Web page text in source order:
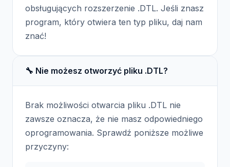
obsługujących rozszerzenie .DTL. Jeśli znasz
program, który otwiera ten typ pliku, daj nam
znać!
🔧 Nie możesz otworzyć pliku .DTL?
Brak możliwości otwarcia pliku .DTL nie
zawsze oznacza, że nie masz odpowiedniego
oprogramowania. Sprawdź poniższe możliwe
przyczyny: